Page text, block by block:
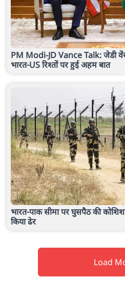
PM Modi-JD Vance Talk: जेडी
भारत-US रिश्तों पर हुई अहम बात
भारत-पाक सीमा पर घुसपैठ की
किया ढेर
Load